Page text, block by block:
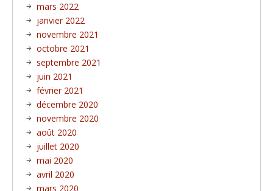
mars 2022
janvier 2022
novembre 2021
octobre 2021
septembre 2021
juin 2021
février 2021
décembre 2020
novembre 2020
août 2020
juillet 2020
mai 2020
avril 2020
mars 2020